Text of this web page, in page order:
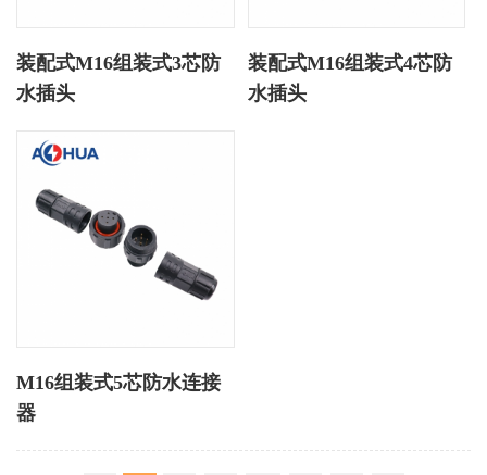
装配式M16组装式3芯防
水插头
装配式M16组装式4芯防
水插头
M16组装式5芯防水连接
器